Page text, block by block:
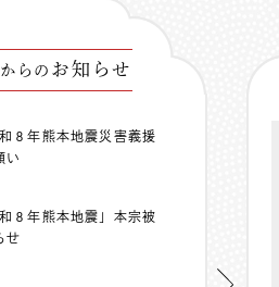
からの お知らせ
和８年熊本地震災害義援
い
和８年熊本地震」本宗被
せ